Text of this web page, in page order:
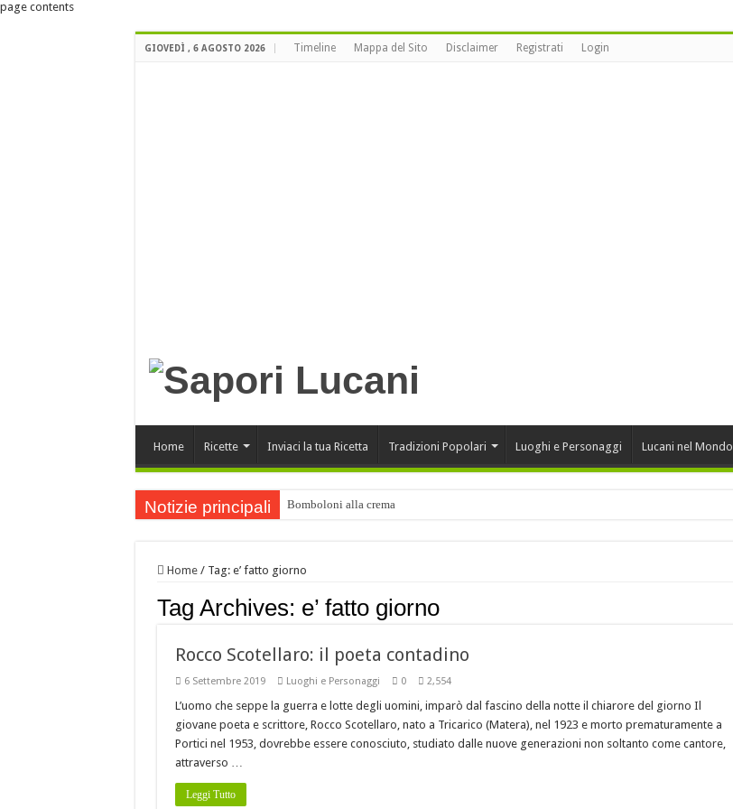
page contents
GIOVEDÌ , 6 AGOSTO 2026 Timeline Mappa del Sito Disclaimer Registrati Login
Home Ricette Inviaci la tua Ricetta Tradizioni Popolari Luoghi e Personaggi Lucani nel Mondo
Notizie principali Bomboloni alla crema
Buone Feste !!!
Cartellate Lucane
Baccalà con i peperoni cruschi
È DELLA BASILICATA LA MIGLIORE CUCINA REGIONALE D’ITALIA !
Costine di maiale con peperoni rossi sott’aceto
Home / Tag: e’ fatto giorno
Tag Archives: e’ fatto giorno
Rocco Scotellaro: il poeta contadino
6 Settembre 2019 Luoghi e Personaggi 0 2,554
L’uomo che seppe la guerra e lotte degli uomini, imparò dal fascino della notte il chiarore del giorno Il
giovane poeta e scrittore, Rocco Scotellaro, nato a Tricarico (Matera), nel 1923 e morto prematuramente a
Portici nel 1953, dovrebbe essere conosciuto, studiato dalle nuove generazioni non soltanto come cantore,
attraverso …
Leggi Tutto